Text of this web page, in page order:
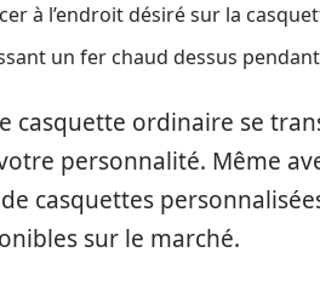
à l’endroit désiré sur la
un fer chaud dessus
casquette ordinaire se
personnalité. Même
casquettes
sur le marché.